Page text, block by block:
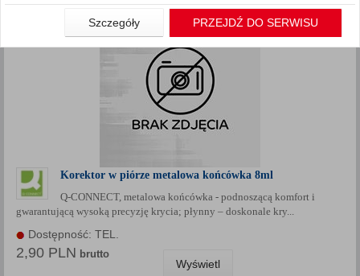
Korektor w piórze metalowa końcówka 8ml
Q-CONNECT, metalowa końcówka - podnoszącą komfort i
gwarantującą wysoką precyzję krycia; płynny – doskonale kry...
Dostępność: TEL.
2,90 PLN brutto
Wyświetl
Jeśli nie chcesz wyrazić zgody lub ograniczyć jej zakres, kliknij
„Szczegóły”, gdzie znajdziesz wszelkie informacje o tym jak to
zrobić . Te same informacje znajdziesz także na podstronie z
naszą polityką prywatności obowiązującą od 25 maja 2018.
W przypadku użytkowników zalogowanych, aby umożliwić
prawidłową realizację Umowy z Państwem i związane z tym
prawidłowe działanie naszej strony www, a w szczególności
czy cenach indywidualnych, ważna jest Państwa wcześniejsza
zgoda której udzieliliście podczas zakładania konta.
Każda Państwa zgoda jest dobrowolna i można ją w dowolnym
momencie wycofać.
Polityka prywatności (rozwiń)
Szczegóły PRZEJDŹ DO SERWISU